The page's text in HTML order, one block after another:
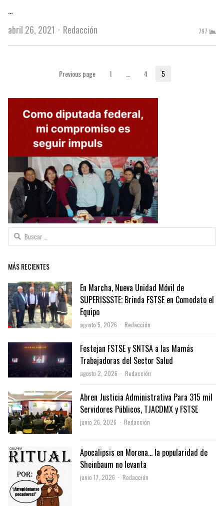
…
abril 26, 2021
Author
Redacción 797
entradas
Previous page Page
1 Page
4 5
Buscar:
MÁS RECIENTES
En Marcha, Nueva Unidad Móvil de
SUPERISSSTE; Brinda FSTSE en Comodato el
Equipo
agosto 5, 2026 Author
Redacción
Festejan FSTSE y SNTSA a las Mamás
Trabajadoras del Sector Salud
agosto 2, 2026 Author
Redacción
Abren Justicia Administrativa Para 315 mil
Servidores Públicos, TJACDMX y FSTSE
junio 26, 2026 Author
Redacción
Apocalipsis en Morena… la popularidad de
Sheinbaum no levanta
junio 17, 2026 Author
Redacción